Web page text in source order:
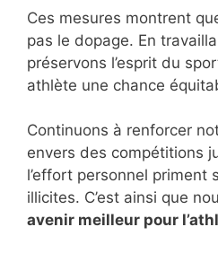
Ces mesures montrent
pas le dopage. En
préservons l’esprit du
athlète une chance
Continuons à renforcer
envers des compétitions
l’effort personnel priment
illicites. C’est ainsi que
avenir meilleur pour